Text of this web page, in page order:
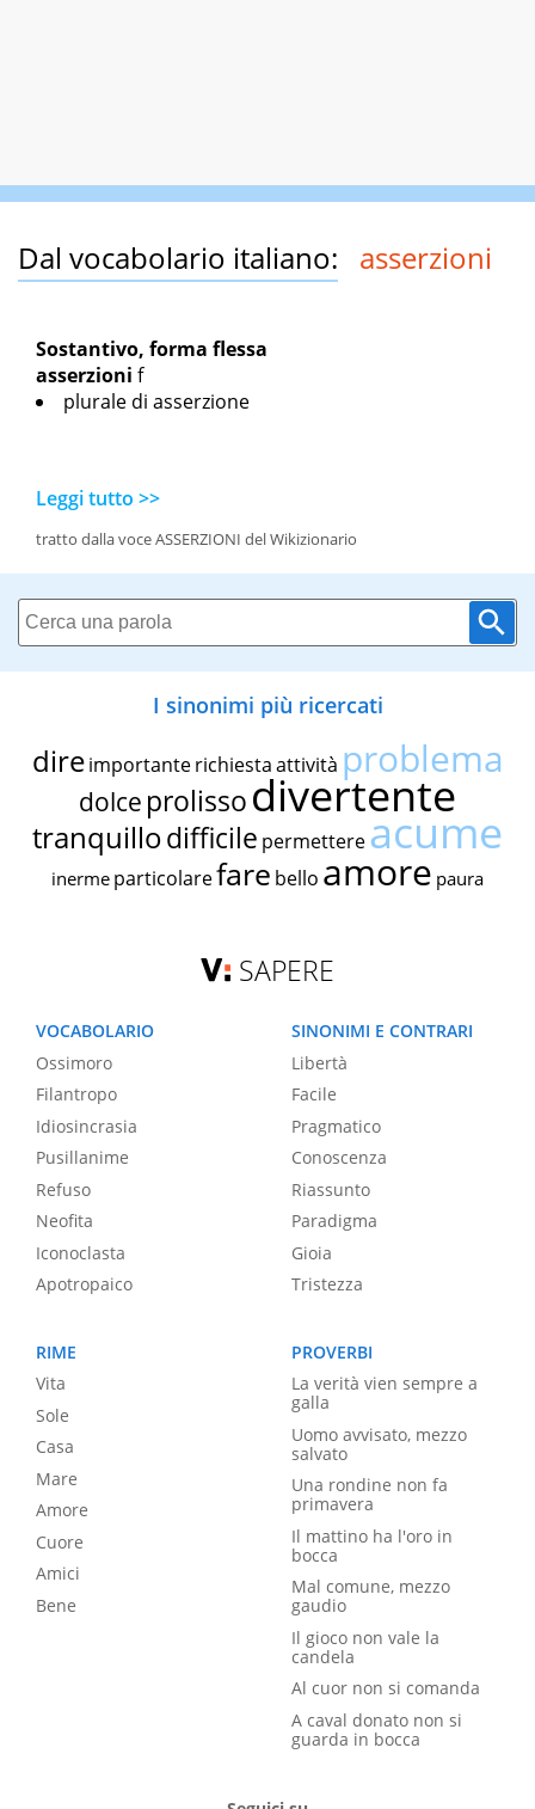
Dal vocabolario italiano: asserzioni
Sostantivo, forma flessa
asserzioni f
plurale di asserzione
Leggi tutto >>
tratto dalla voce ASSERZIONI del Wikizionario
I sinonimi più ricercati
dire importante richiestaattività problema
dolce prolissodivertente
tranquillodifficile permettereacume
inerme particolarefare bello amore paura
SAPERE
VOCABOLARIO
Ossimoro
Filantropo
Idiosincrasia
Pusillanime
Refuso
Neofita
Iconoclasta
Apotropaico
SINONIMI E CONTRARI
Libertà
Facile
Pragmatico
Conoscenza
Riassunto
Paradigma
Gioia
Tristezza
RIME
Vita
Sole
Casa
Mare
Amore
Cuore
Amici
Bene
PROVERBI
La verità vien sempre a
galla
Uomo avvisato, mezzo
salvato
Una rondine non fa
primavera
Il mattino ha l'oro in
bocca
Mal comune, mezzo
gaudio
Il gioco non vale la
candela
Al cuor non si comanda
A caval donato non si
guarda in bocca